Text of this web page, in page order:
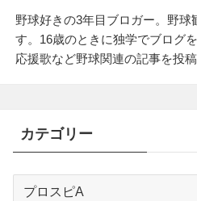
野球好きの3年目ブロガー。野
す。16歳のときに独学でブログ
応援歌など野球関連の記事を投稿
カテゴリー